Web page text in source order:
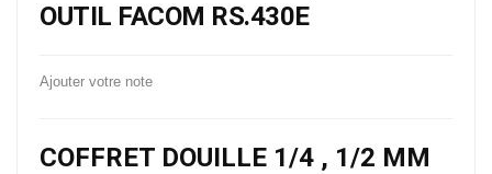
OUTIL FACOM RS.430E
Ajouter votre note
COFFRET DOUILLE 1/4 , 1/2 MM